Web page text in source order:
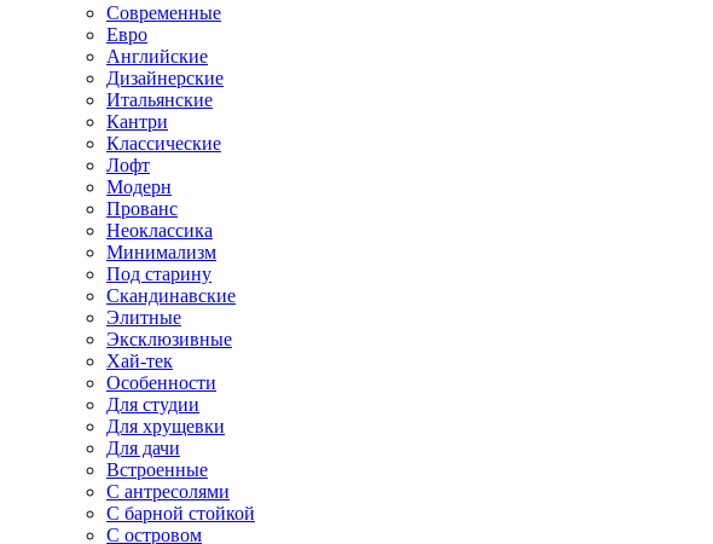
Современные
Евро
Английские
Дизайнерские
Итальянские
Кантри
Классические
Лофт
Модерн
Прованс
Неоклассика
Минимализм
Под старину
Скандинавские
Элитные
Эксклюзивные
Хай-тек
Особенности
Для студии
Для хрущевки
Для дачи
Встроенные
С антресолями
С барной стойкой
С островом